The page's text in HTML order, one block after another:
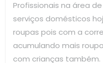
Profissionais na área
serviços domésticos
roupas pois com a
acumulando mais
com crianças também.